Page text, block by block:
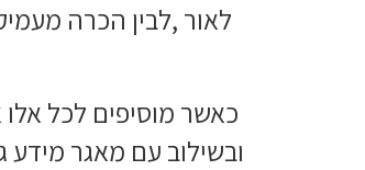
לאור ,לבין הכרה
כאשר מוסיפים לכל
ובשילוב עם מאגר מידע